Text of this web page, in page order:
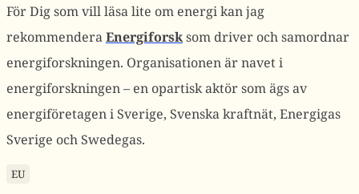
För Dig som vill läsa lite om energi kan jag
rekommenderaEnergiforsksom driver och samordnar
energiforskningen. Organisationen är navet i
energiforskningen – en opartisk aktör som ägs av
energiföretagen i Sverige, Svenska kraftnät, Energigas
Sverige och Swedegas.
EU